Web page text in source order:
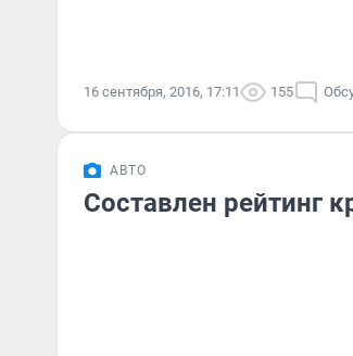
16 сентября, 2016, 17:11 155
АВТО
Составлен рейтинг